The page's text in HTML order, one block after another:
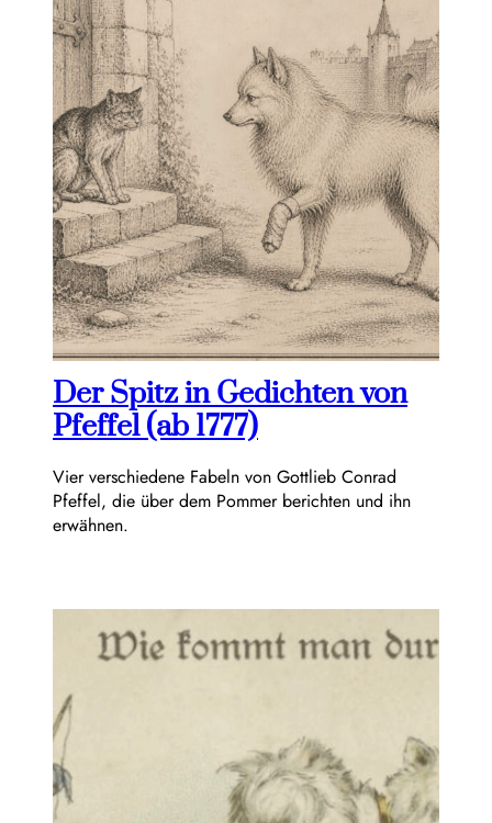
Der Spitz in Gedichten von
Pfeffel (ab 1777)
Vier verschiedene Fabeln von Gottlieb Conrad
Pfeffel, die über dem Pommer berichten und ihn
erwähnen.